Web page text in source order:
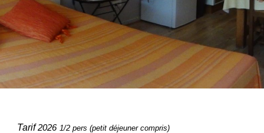
Tarif2026 1/2 pers (petit déjeuner compris)